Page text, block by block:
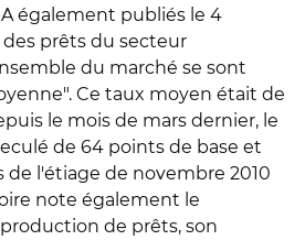
également publiés le 4
prêts du secteur
du marché se sont
Ce taux moyen était de
le mois de mars dernier, le
de 64 points de base et
de l'étiage de novembre 2010
note également le
de prêts, son